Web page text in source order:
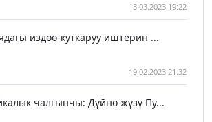
13.03.2023 19:22
издөө-куткаруу иштерин ...
19.02.2023 21:32
чалгынчы: Дүйнө жүзү Пу...